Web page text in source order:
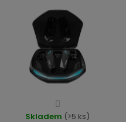
Průměrné
hodnocení
Skladem (>5 ks)